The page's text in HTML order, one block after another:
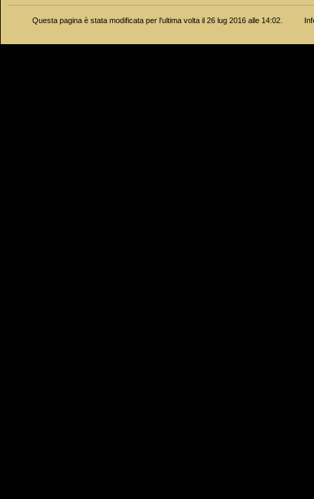
Questa pagina è stata modificata per l'ultima volta il 26 lug 2016 alle 14:02.